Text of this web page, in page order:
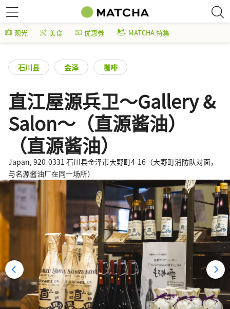
观光 美食 优惠券 MATCHA 特集
石川县 金泽 咖啡
直江屋源兵卫～Gallery &
Salon～（直源酱油）
（直源酱油）
Japan, 920-0331 石川县金泽市大野町4-16（大野町消防队对面，
与名源酱油厂在同一场所）